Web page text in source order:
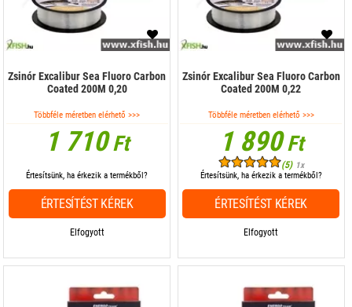
Zsinór Excalibur Sea Fluoro Carbon
Coated 200M 0,20
Többféle méretben elérhető >>>
1 710Ft
Elfogyott
Értesítsünk, ha érkezik a termékből?
ÉRTESÍTÉST KÉREK
Zsinór Excalibur Sea Fluoro Carbon
Coated 200M 0,22
Többféle méretben elérhető >>>
1 890Ft
(5) 1x
Elfogyott
Értesítsünk, ha érkezik a termékből?
ÉRTESÍTÉST KÉREK